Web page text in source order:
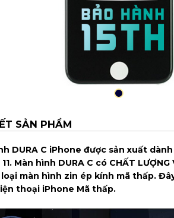
SẢN PHẨM
DURA C iPhone được sản xuất
Màn hình DURA C có CHẤT
màn hình zin ép kính mã thấp.
thoại iPhone Mã thấp.